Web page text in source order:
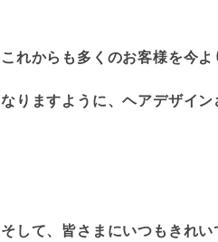
これからも多くのお客様を今
なりますように、ヘアデザイ
そして、皆さまにいつもきれ